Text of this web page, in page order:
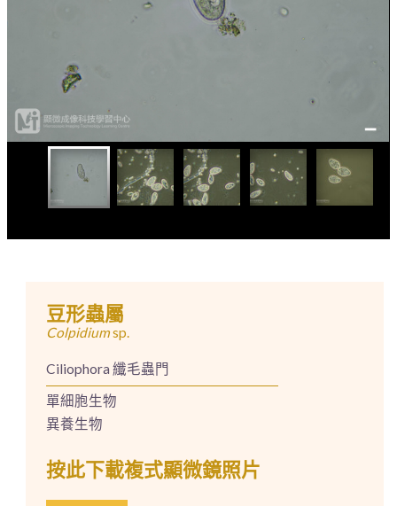
豆形蟲屬
Colpidiumsp.
Ciliophora 纖毛蟲門
單細胞生物
異養生物
按此下載複式顯微鏡照片